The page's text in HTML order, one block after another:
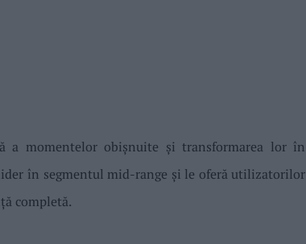
a momentelor obișnuite și transformarea lor în
în segmentul mid-range și le oferă utilizatorilor
completă.